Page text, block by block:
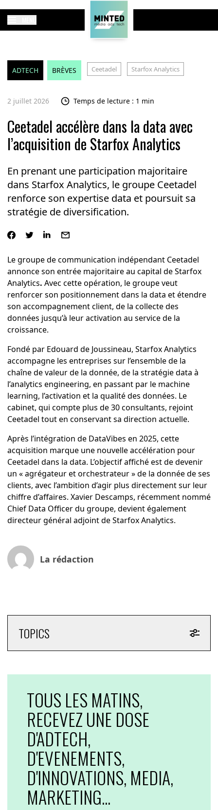
ADTECH BRÈVES Ceetadel Starfox Analytics
2 juillet 2026 Temps de lecture : 1 min
Ceetadel accélère dans la data avec
l’acquisition de Starfox Analytics
En prenant une participation majoritaire
dans Starfox Analytics, le groupe Ceetadel
renforce son expertise data et poursuit sa
stratégie de diversification.
Le groupe de communication indépendant Ceetadel
annonce son entrée majoritaire au capital de Starfox
Analytics. Avec cette opération, le groupe veut
renforcer son positionnement dans la data et étendre
son accompagnement client, de la collecte des
données jusqu’à leur activation au service de la
croissance.
Fondé par Edouard de Joussineau, Starfox Analytics
accompagne les entreprises sur l’ensemble de la
chaîne de valeur de la donnée, de la stratégie data à
l’analytics engineering, en passant par le machine
learning, l’activation et la qualité des données. Le
cabinet, qui compte plus de 30 consultants, rejoint
Ceetadel tout en conservant sa direction actuelle.
Après l’intégration de DataVibes en 2025, cette
acquisition marque une nouvelle accélération pour
Ceetadel dans la data. L’objectif affiché est de devenir
un « agrégateur et orchestrateur » de la donnée de ses
clients, avec l’ambition d’agir plus directement sur leur
chiffre d’affaires. Xavier Descamps, récemment nommé
Chief Data Officer du groupe, devient également
directeur général adjoint de Starfox Analytics.
La rédaction
TOPICS
TOUS LES MATINS,
RECEVEZ UNE DOSE
D'ADTECH,
D'EVENEMENTS,
D'INNOVATIONS, MEDIA,
MARKETING...